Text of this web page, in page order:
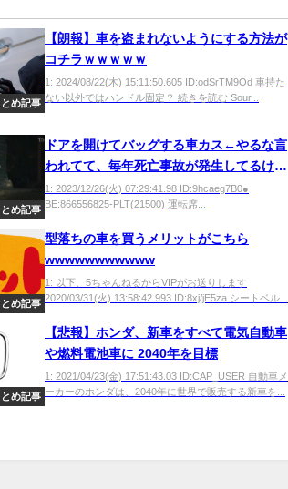
とめ記事
【朗報】車を盗まれないようにする方法が
コチラｗｗｗｗｗ
1: 2024/08/22(木) 15:11:50.605 ID:odSrTM9Od 車持た
ない以外ではハンドル固定？ 続きを読む Sour...
とめ記事
ドアを開けてバッグする車カス←やるな言
われてて、毎年死亡事故が発生してるけど
学習しないよね
1: 2023/12/26(火) 07:29:41.98 ID:9hcaeg7B0●
BE:866556825-PLT(21500) 運転席...
とめ記事
型落ちの車を買うメリットがこちら
wwwwwwwwwww
1: 以下、5ちゃんねるからVIPがお送りします
2020/03/31(火) 13:58:42.993 ID:8xj/jE5za シートベル...
とめ記事
【悲報】ホンダ、新車をすべて電気自動車
や燃料電池車に 2040年を目標
1: 2021/04/23(金) 17:51:43.03 ID:CAP_USER 自動車メ
ーカーのホンダは、2040年に世界で販売する新車を...